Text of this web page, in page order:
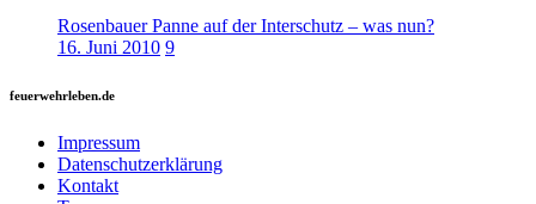
Rosenbauer Panne auf der Interschutz – was nun?
16. Juni 2010 9
feuerwehrleben.de
Impressum
Datenschutzerklärung
Kontakt